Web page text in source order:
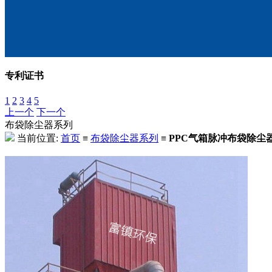
专利证书
1 2 3 4 5
上一个 下一个
布袋除尘器系列
当前位置: 首页 ≡ 布袋除尘器系列 ≡ PPC气箱脉冲布袋除尘